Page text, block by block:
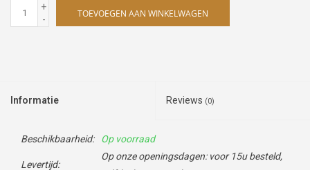
+
-
TOEVOEGEN AAN WINKELWAGEN
Informatie Reviews (0)
Beschikbaarheid: Op voorraad
Levertijd:
Op onze openingsdagen: voor 15u besteld,